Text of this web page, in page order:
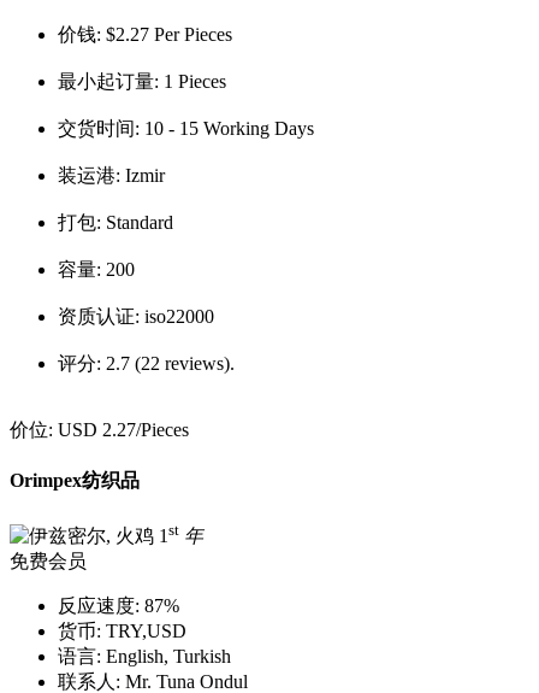
价钱: $2.27 Per Pieces
最小起订量: 1 Pieces
交货时间: 10 - 15 Working Days
装运港: Izmir
打包: Standard
容量: 200
资质认证: iso22000
评分: 2.7 (22 reviews).
价位: USD 2.27/Pieces
Orimpex纺织品
1 st 年
免费会员
反应速度: 87%
货币: TRY,USD
语言: English, Turkish
联系人: Mr. Tuna Ondul